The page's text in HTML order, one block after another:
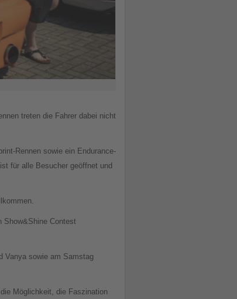
treten die Fahrer dabei nicht
Rennen sowie ein Endurance-
für alle Besucher geöffnet und
Show&Shine Contest
Vanya sowie am Samstag
Möglichkeit, die Faszination